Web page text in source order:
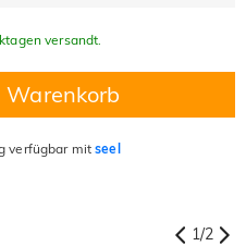
versandt.
Warenkorb
verfügbar mitseel
1/2